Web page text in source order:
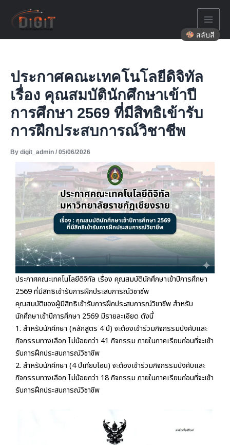
content
ประกาศคณะเทคโนโลยีดิจิทัล
เรื่อง คุณสมบัตินักศึกษาเข้าปี
การศึกษา 2569 ที่มีสิทธิเข้ารับ
การฝึกประสบการณ์วิชาชีพ
By digit_admin / 05/06/2026
ประกาศคณะเทคโนโลยีดิจิทัล เรื่อง คุณสมบัตินักศึกษาเข้าปีการศึกษา
2569 ที่มีสิทธิเข้ารับการฝึกประสบการณ์วิชาชีพ
คุณสมบัติของผู้มีสิทธิเข้ารับการฝึกประสบการณ์วิชาชีพ สำหรับ
นักศึกษาเข้าปีการศึกษา 2569 มีรายละเอียด ดังนี้
1. สำหรับนักศึกษา (หลักสูตร 4 ปี) จะต้องเข้าร่วมกิจกรรมบังคับและ
กิจกรรมทางเลือก ไม่น้อยกว่า 41 กิจกรรม ภายในภาคเรียนก่อนที่จะเข้า
รับการฝึกประสบการณ์วิชาชีพ
2. สำหรับนักศึกษา (4 ปีเทียบโอน) จะต้องเข้าร่วมกิจกรรมบังคับและ
กิจกรรมทางเลือก ไม่น้อยกว่า 18 กิจกรรม ภายในภาคเรียนก่อนที่จะเข้า
รับการฝึกประสบการณ์วิชาชีพ
สลับสี